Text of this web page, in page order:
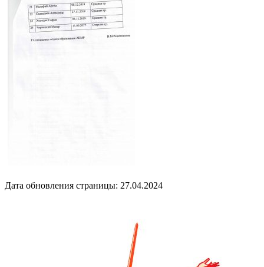
Дата обновления страницы: 27.04.2024